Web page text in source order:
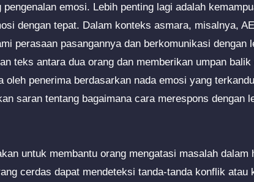
emosi. Lebih penting lagi adalah
dengan tepat. Dalam konteks asmara, misalnya,
perasaan pasangannya dan berkomunikasi dengan
teks antara dua orang dan memberikan umpan balik
oleh penerima berdasarkan nada emosi yang
saran tentang bagaimana cara merespons dengan
untuk membantu orang mengatasi masalah dalam
cerdas dapat mendeteksi tanda-tanda konflik atau